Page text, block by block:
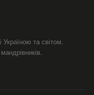
та світом.